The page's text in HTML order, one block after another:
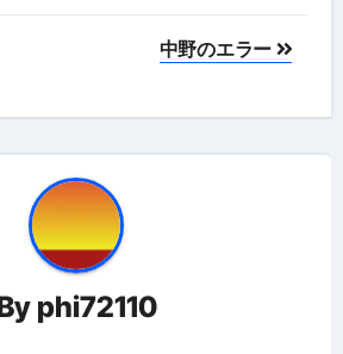
中野のエラー
phi72110